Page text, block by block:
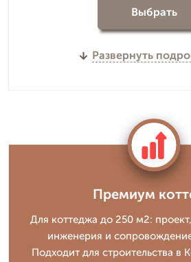
Выбрать
Развернуть
Премиум
Для коттеджа до 250 м2:
инженерия и
Подходит для строительства в